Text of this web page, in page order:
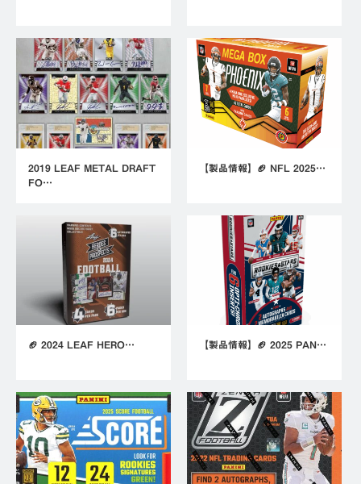
2019 LEAF METAL DRAFT
FO…
【製品情報】🏈 NFL 2025…
🏈 2024 LEAF HERO… 【製品情報】🏈 2025 PAN…